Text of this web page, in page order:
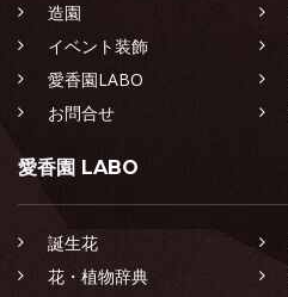
造園
イベント装飾
愛香園LABO
お問合せ
愛香園 LABO
誕生花
花・植物辞典